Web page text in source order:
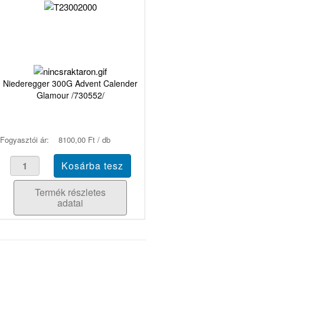
Niederegger 300G Advent Calender
Glamour /730552/
Fogyasztói ár: 8100,00 Ft / db
Termék részletes
adatai